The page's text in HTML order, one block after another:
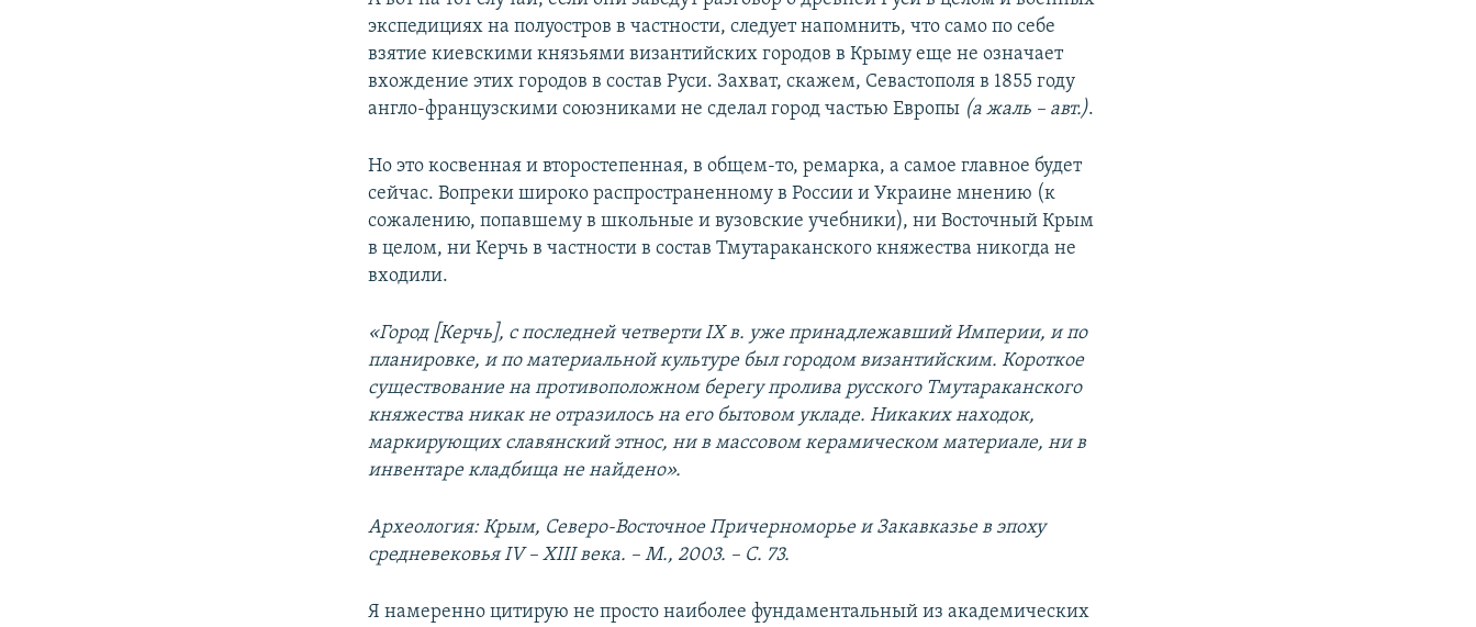
экспедициях на полуостров в частности, следует напомнить, что само по себе
взятие киевскими князьями византийских городов в Крыму еще не означает
вхождение этих городов в состав Руси. Захват, скажем, Севастополя в 1855 году
англо-французскими союзниками не сделал город частью Европы (а жаль – авт.).
Но это косвенная и второстепенная, в общем-то, ремарка, а самое главное будет
сейчас. Вопреки широко распространенному в России и Украине мнению (к
сожалению, попавшему в школьные и вузовские учебники), ни Восточный Крым
в целом, ни Керчь в частности в состав Тмутараканского княжества никогда не
входили.
«Город [Керчь], с последней четвертиIXв. уже принадлежавший Империи, и по
планировке, и по материальной культуре был городом византийским. Короткое
существование на противоположном берегу пролива русского Тмутараканского
княжества никак не отразилось на его бытовом укладе. Никаких находок,
маркирующих славянский этнос, ни в массовом керамическом материале, ни в
инвентаре кладбища не найдено».
Археология: Крым, Северо-Восточное Причерноморье и Закавказье в эпоху
средневековьяIV–XIIIвека. – М., 2003. – С. 73.
Я намеренно цитирую не просто наиболее фундаментальный из академических